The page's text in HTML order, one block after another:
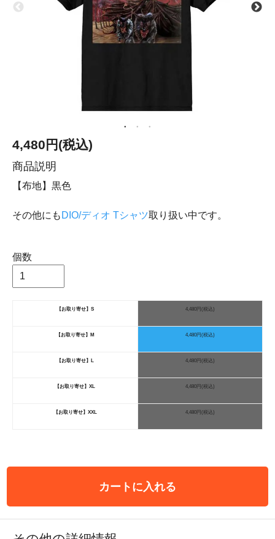
4,480円(税込)
商品説明
【布地】黒色
その他にも DIO/ディオ Tシャツ取り扱い中です。
個数
【お取り寄せ】S
【お取り寄せ】M
【お取り寄せ】L
【お取り寄せ】XL
【お取り寄せ】XXL
4,480円(税込)
4,480円(税込)
4,480円(税込)
4,480円(税込)
4,480円(税込)
カートに入れる